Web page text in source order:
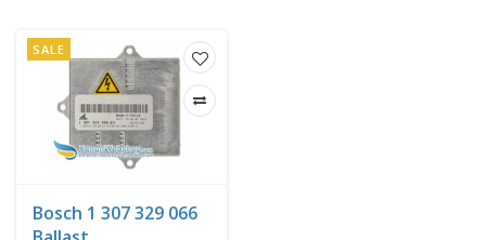
SALE
Bosch 1 307 329 066